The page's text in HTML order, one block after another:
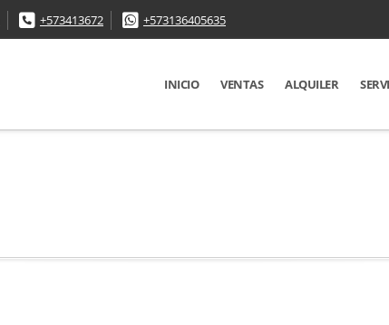
+573413672 +573136405635
INICIO VENTAS ALQUILER